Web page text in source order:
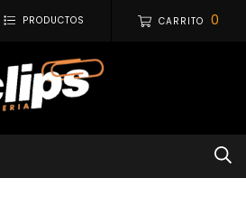
PRODUCTOS CARRITO 0